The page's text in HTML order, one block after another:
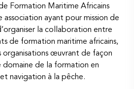
Formation Maritime Africains
association ayant pour mission de
la collaboration entre
de formation maritime africains,
organisations œuvrant de façon
domaine de la formation en
navigation à la pêche.